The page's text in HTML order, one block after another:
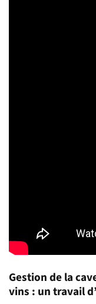
Gestion de la
vins : un travail